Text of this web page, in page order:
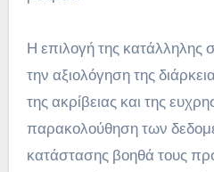
Η επιλογή της κατάλληλης
την αξιολόγηση της
της ακρίβειας και της
παρακολούθηση των
κατάστασης βοηθά τους